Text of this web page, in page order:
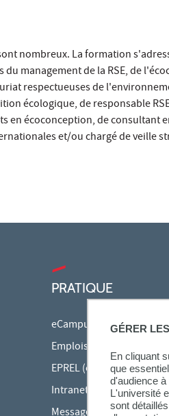
GÉRER
En cliquant
que
d'audience
L'université
sont
nombreux. La formation
management de la RSE, de
respectueuses de
écologique, de responsable
en écoconception, de consultant
et/ou chargé de veille
PRATIQUE
eCampus
Emplois du temps en ligne
EPREL (cours en ligne)
Intranet des personnels